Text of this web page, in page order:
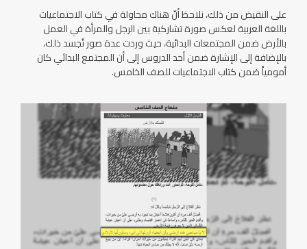
على النقيض من ذلك، نلاحظ أنّ هناك محاولة في كتاب الاجتماعيات
باللغة العربية لعكس صورة تشاركية بين الرجل والمرأة في العمل
بالأرض ضمن المجتمعات البدائية، حيث وردت عدة صور تُجسد ذلك،
بالإضافة إلى الإشارة ضمن أحد الدروس إلى أن المجتمع البدائي كان
أمومياً ضمن كتاب الاجتماعيات للصف الخامس.